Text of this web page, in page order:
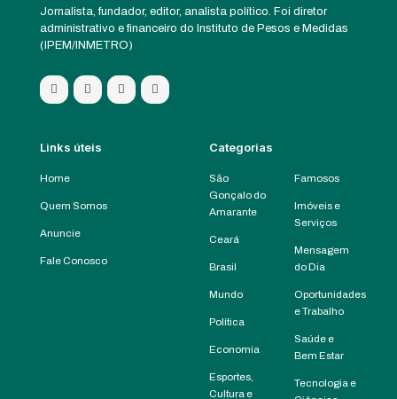
Jornalista, fundador, editor, analista político. Foi diretor
administrativo e financeiro do Instituto de Pesos e Medidas
(IPEM/INMETRO)
Links úteis
Home
Quem Somos
Anuncie
Fale Conosco
Categorias
São
Gonçalo do
Amarante
Ceará
Brasil
Mundo
Política
Economia
Esportes,
Cultura e
Famosos
Imóveis e
Serviços
Mensagem
do Dia
Oportunidades
e Trabalho
Saúde e
Bem Estar
Tecnologia e